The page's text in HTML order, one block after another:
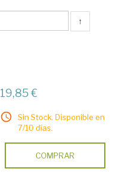
↑
19,85 €
Sin Stock. Disponible en
7/10 días.
COMPRAR